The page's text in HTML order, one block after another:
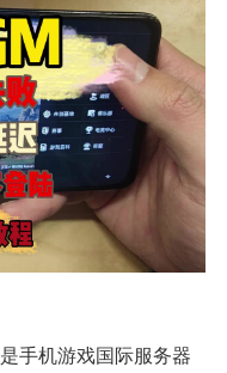
手机游戏国际服务器